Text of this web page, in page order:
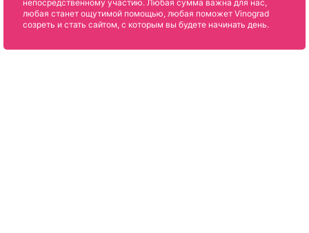
непосредственному участию. Любая сумма важна для нас,
любая станет ощутимой помощью, любая поможет Vinograd
созреть и стать сайтом, с которым вы будете начинать день.